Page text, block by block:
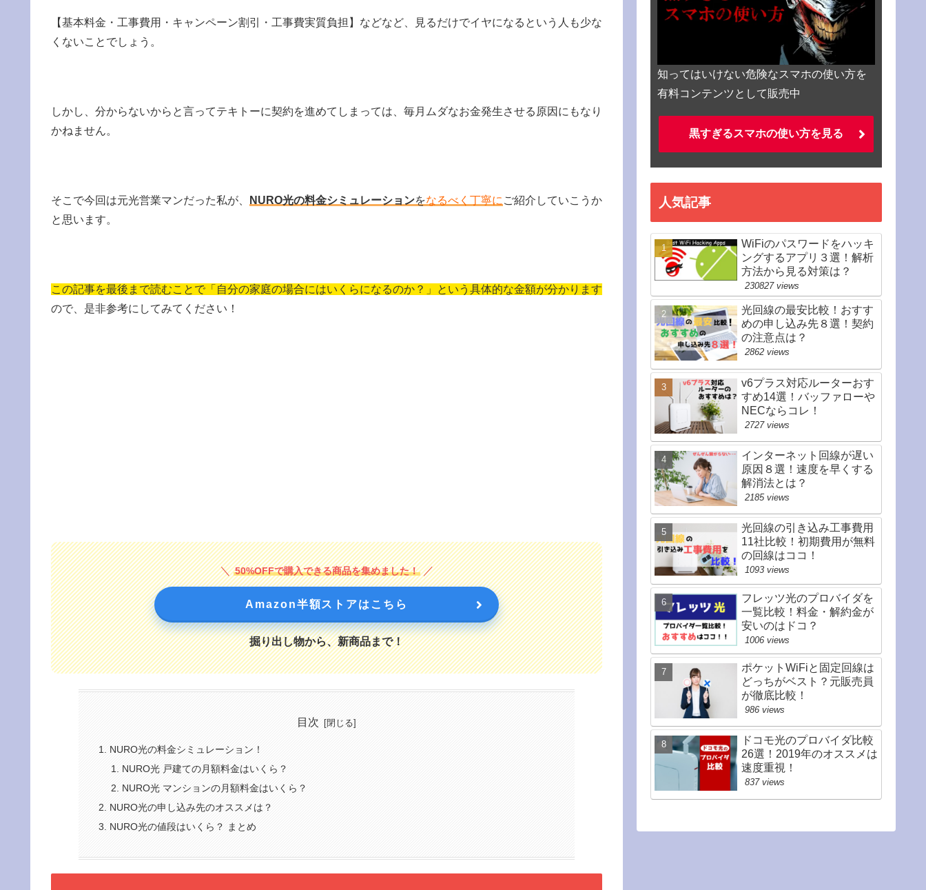
【基本料金・工事費用・キャンペーン割引・工事費実質負担】などなど、見るだけでイヤになるという人も少な
くないことでしょう。
しかし、分からないからと言ってテキトーに契約を進めてしまっては、毎月ムダなお金発生させる原因にもなり
かねません。
そこで今回は元光営業マンだった私が、 NURO光の料金シミュレーションをなるべく丁寧に ご紹介していこうか
と思います。
この記事を最後まで読むことで「自分の家庭の場合にはいくらになるのか？」という具体的な金額が分かります
ので、是非参考にしてみてください！
50%OFFで購入できる商品を集めました！
Amazon半額ストアはこちら
掘り出し物から、新商品まで！
目次
NURO光の料金シミュレーション！
NURO光 戸建ての月額料金はいくら？
NURO光 マンションの月額料金はいくら？
NURO光の申し込み先のオススメは？
NURO光の値段はいくら？ まとめ
知ってはいけない危険なスマホの使い方を
有料コンテンツとして販売中
黒すぎるスマホの使い方を見る
人気記事
WiFiのパスワードをハッキ
ングするアプリ３選！解析
方法から見る対策は？
230827 views
光回線の最安比較！おすす
めの申し込み先８選！契約
の注意点は？
2862 views
v6プラス対応ルーターおす
すめ14選！バッファローや
NECならコレ！
2727 views
インターネット回線が遅い
原因８選！速度を早くする
解消法とは？
2185 views
光回線の引き込み工事費用
11社比較！初期費用が無料
の回線はココ！
1093 views
フレッツ光のプロバイダを
一覧比較！料金・解約金が
安いのはドコ？
1006 views
ポケットWiFiと固定回線は
どっちがベスト？元販売員
が徹底比較！
986 views
ドコモ光のプロバイダ比較
26選！2019年のオススメは
速度重視！
837 views